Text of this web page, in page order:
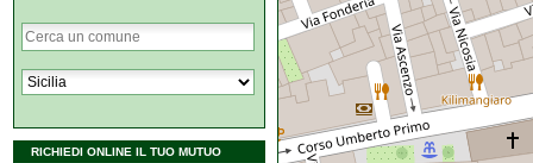
RICHIEDI ONLINE IL TUO MUTUO